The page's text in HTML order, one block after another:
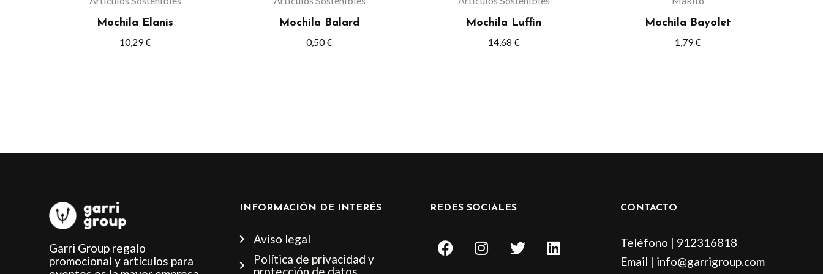
Mochila Elanis
10,29€
la
página
Mochila Balard
0,50€
la
página
Mochila Luffin
14,68 €
la
página
Mochila Bayolet
1,79€
la
página
Garri Group regalo
promocional y artículos para
INFORMACIÓN DE INTERÉS
Aviso legal
Política de privacidad y
protección de datos
REDES SOCIALES
F
a
I
n
T
w
L
i
CONTACTO
Teléfono | 912316818
Email | info@garrigroup.com